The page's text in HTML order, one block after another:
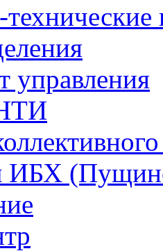
управления
ИБХ